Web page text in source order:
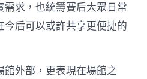
求，也統籌賽后大眾日常
后可以或許共享更便捷的
外部，更表現在場館之